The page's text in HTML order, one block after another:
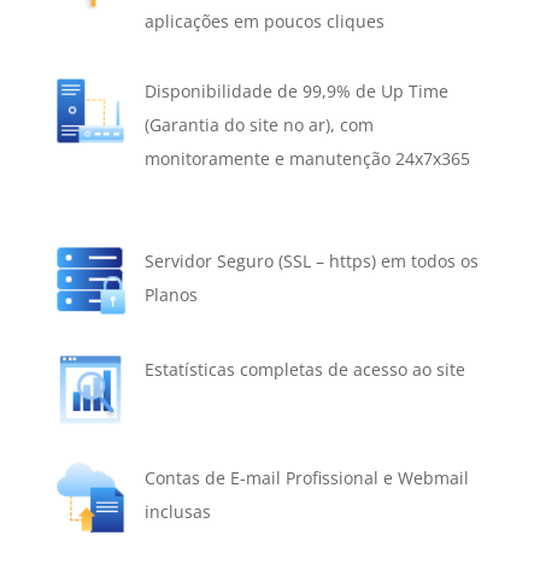
aplicações em poucos cliques
Disponibilidade de 99,9% de Up Time
(Garantia do site no ar), com
monitoramente e manutenção 24x7x365
Servidor Seguro (SSL – https) em todos os
Planos
Estatísticas completas de acesso ao site
Contas de E-mail Profissional e Webmail
inclusas